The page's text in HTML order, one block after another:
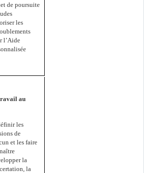
de poursuite
les
l’Aide
au
les
de
et les faire
la
la